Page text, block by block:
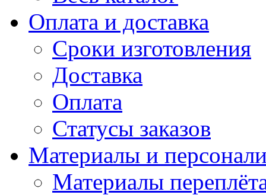
Оплата и доставка
Сроки изготовления
Доставка
Оплата
Статусы заказов
Материалы и
Материалы